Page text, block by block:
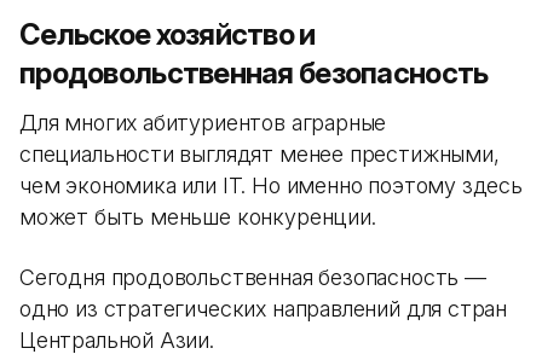
Сельское хозяйство и
продовольственная безопасность
Для многих абитуриентов аграрные
специальности выглядят менее престижными,
чем экономика или IT. Но именно поэтому здесь
может быть меньше конкуренции.
Сегодня продовольственная безопасность —
одно из стратегических направлений для стран
Центральной Азии.